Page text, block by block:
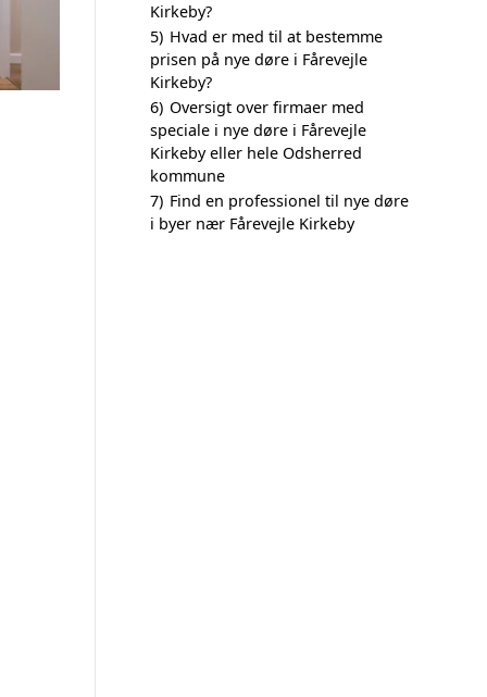
Kirkeby?
5) Hvad er med til at bestemme
prisen på nye døre i Fårevejle
Kirkeby?
6) Oversigt over firmaer med
speciale i nye døre i Fårevejle
Kirkeby eller hele Odsherred
kommune
7) Find en professionel til nye døre
i byer nær Fårevejle Kirkeby